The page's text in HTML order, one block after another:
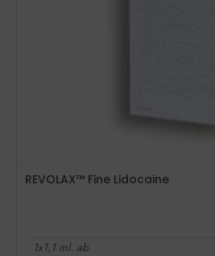
REVOLAX™ Fine Lidocaine
1x1,1 ml. ab